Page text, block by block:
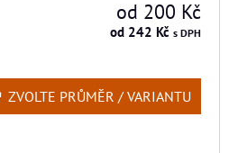
od 200 Kč
od 242 Kč s DPH
ZVOLTE PRŮMĚR / VARIANTU